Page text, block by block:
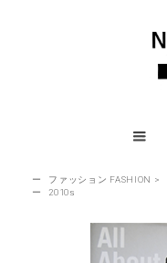
ー ファッション FASHION >
ー
2010s